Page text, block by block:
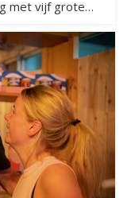
met vijf grote